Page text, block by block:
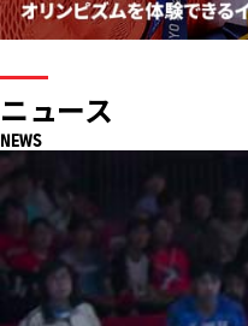
ニュース
NEWS